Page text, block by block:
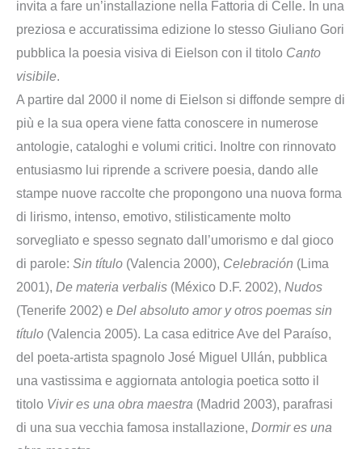
invita a fare un’installazione nella Fattoria di Celle. In una
preziosa e accuratissima edizione lo stesso Giuliano Gori
pubblica la poesia visiva di Eielson con il titolo Canto
visibile.
A partire dal 2000 il nome di Eielson si diffonde sempre di
più e la sua opera viene fatta conoscere in numerose
antologie, cataloghi e volumi critici. Inoltre con rinnovato
entusiasmo lui riprende a scrivere poesia, dando alle
stampe nuove raccolte che propongono una nuova forma
di lirismo, intenso, emotivo, stilisticamente molto
sorvegliato e spesso segnato dall’umorismo e dal gioco
di parole: Sin título (Valencia 2000), Celebración (Lima
2001), De materia verbalis (México D.F. 2002), Nudos
(Tenerife 2002) e Del absoluto amor y otros poemas sin
título (Valencia 2005). La casa editrice Ave del Paraíso,
del poeta-artista spagnolo José Miguel Ullán, pubblica
una vastissima e aggiornata antologia poetica sotto il
titolo Vivir es una obra maestra (Madrid 2003), parafrasi
di una sua vecchia famosa installazione, Dormir es una